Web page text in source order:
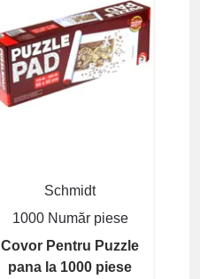
Schmidt
1000 Număr piese
Covor Pentru Puzzle
pana la 1000 piese